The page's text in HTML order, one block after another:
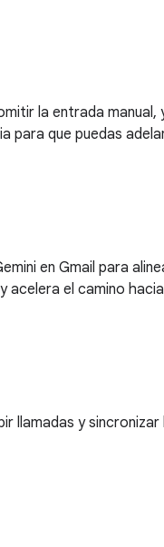
la entrada
para que puedas
en Gmail para
acelera el camino
llamadas y